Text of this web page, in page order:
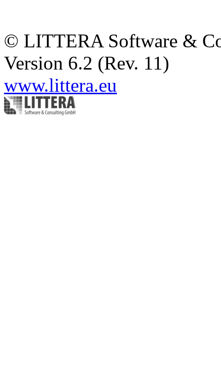
© LITTERA Software &
Version 6.2 (Rev. 11)
www.littera.eu